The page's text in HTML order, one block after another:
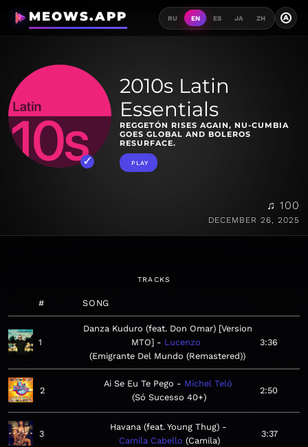
MEOWS.APP RU EN ES JA ZH A
2010s Latin
Essentials
REGGETÓN RISES AGAIN, NU-CUMBIA
GOES GLOBAL AND BOLEROS
RESURFACE.
PLAY
♫ 100
DECEMBER 26, 2025
TRACKS
# SONG
1
Danza Kuduro (feat. Don Omar) [Version
MTO]
Lucenzo
Emigrante Del Mundo (Remastered)
3:36
2
Ai Se Eu Te Pego
Michel Teló
Só Sucesso 40+
2:50
3
Havana (feat. Young Thug)
Camila Cabello
Camila
3:37